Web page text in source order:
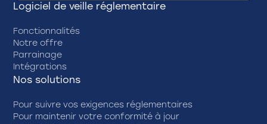
Logiciel de veille réglementaire
Fonctionnalités
Notre offre
Parrainage
Intégrations
Nos solutions
Pour suivre vos exigences réglementaires
Pour maintenir votre conformité à jour